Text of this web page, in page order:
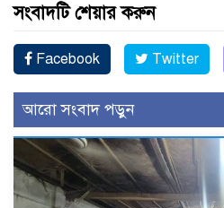
সংবাদটি শেয়ার করুন
Facebook Twitter
আরো সংবাদ পড়ুন